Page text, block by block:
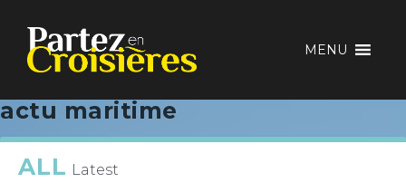
MENU
actu maritime
ALL Latest